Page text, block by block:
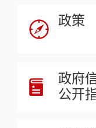
政策
政府
公开